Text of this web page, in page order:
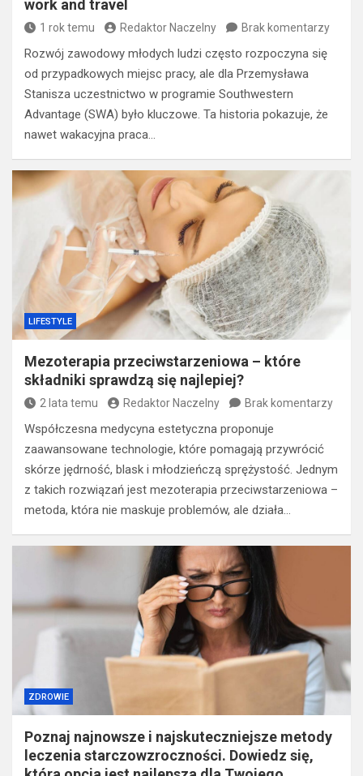
work and travel
1 rok temu Redaktor Naczelny Brak komentarzy
Rozwój zawodowy młodych ludzi często rozpoczyna się
od przypadkowych miejsc pracy, ale dla Przemysława
Stanisza uczestnictwo w programie Southwestern
Advantage (SWA) było kluczowe. Ta historia pokazuje, że
nawet wakacyjna praca…
LIFESTYLE
Mezoterapia przeciwstarzeniowa – które
składniki sprawdzą się najlepiej?
2 lata temu Redaktor Naczelny Brak komentarzy
Współczesna medycyna estetyczna proponuje
zaawansowane technologie, które pomagają przywrócić
skórze jędrność, blask i młodzieńczą sprężystość. Jednym
z takich rozwiązań jest mezoterapia przeciwstarzeniowa –
metoda, która nie maskuje problemów, ale działa…
ZDROWIE
Poznaj najnowsze i najskuteczniejsze metody
leczenia starczowzroczności. Dowiedz się,